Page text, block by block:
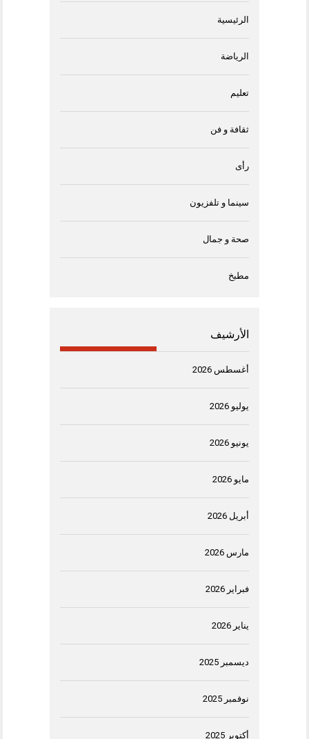
الرئيسية
الرياضة
تعليم
ثقافة و فن
رأى
سينما و تلفزيون
صحة و جمال
مطبخ
الأرشيف
أغسطس 2026
يوليو 2026
يونيو 2026
مايو 2026
أبريل 2026
مارس 2026
فبراير 2026
يناير 2026
ديسمبر 2025
نوفمبر 2025
أكتوبر 2025